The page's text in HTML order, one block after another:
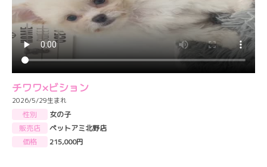
チワワ×ビション
2026/5/29生まれ
性別
女の子
販売店
ペットアミ北野店
価格
215,000円